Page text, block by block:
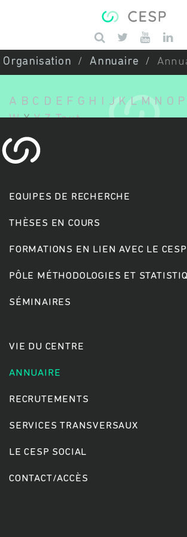
Saisissez
Organisation Annuaire
A B C D E F G H J K L M N O P
W X Y Z Tout
EQUIPES DE RECHERCHE
THÈSES EN COURS
FORMATIONS EN LIEN AVEC LE CESP
PÔLE MÉTHODOLOGIES ET
SÉMINAIRES
VIE DU CENTRE
ANNUAIRE
RECRUTEMENTS
SERVICES TRANSVERSAUX
LE CESP SOCIAL
CONTACT/ACCÈS